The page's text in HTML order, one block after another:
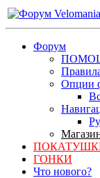
Форум
Опции
ГОНКИ
Что нового?